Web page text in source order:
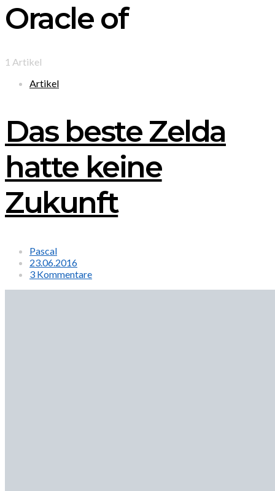
Oracle of
1 Artikel
Artikel
Das beste Zelda
hatte keine
Zukunft
Pascal
23.06.2016
3 Kommentare